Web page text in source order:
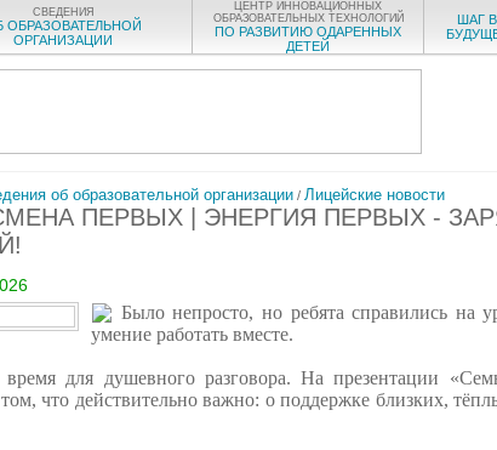
СВЕДЕНИЯ
ОБРАЗОВАТЕЛЬНОЙ
ОРГАНИЗАЦИИ
ЦЕНТР ИННОВАЦИОННЫХ
ОБРАЗОВАТЕЛЬНЫХ ТЕХНОЛОГИЙ
ПО РАЗВИТИЮ ОДАРЕННЫХ
ДЕТЕЙ
ШАГ В
об образовательной организации / Лицейские новости
ПЕРВЫХ | ЭНЕРГИЯ ПЕРВЫХ -
Было непросто, но ребята справились на
умение работать вместе.
для душевного разговора. На презентации
что действительно важно: о поддержке близких,